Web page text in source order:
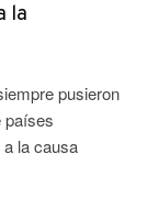
la
pusieron
países
a la causa